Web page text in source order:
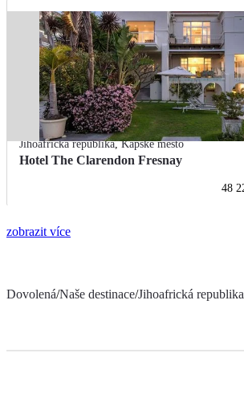
Jihoafrická republika,Kapské město
Hotel The Clarendon Fresnay
48
zobrazit více
Dovolená/Naše destinace/Jihoafrická republika